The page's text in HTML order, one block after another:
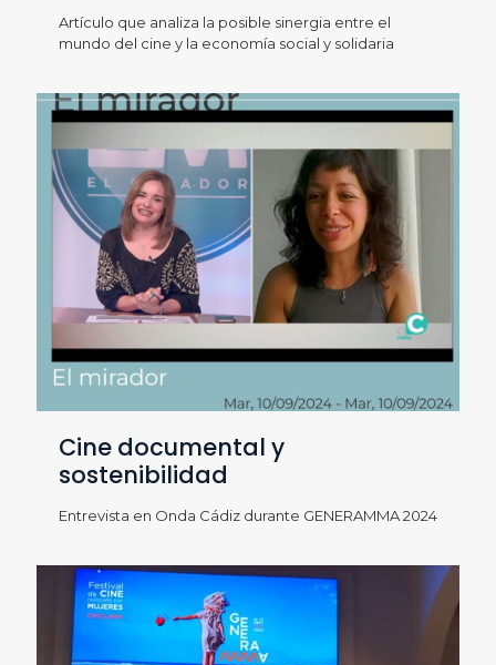
Artículo que analiza la posible sinergia entre el
mundo del cine y la economía social y solidaria
Cine documental y
sostenibilidad
Entrevista en Onda Cádiz durante GENERAMMA 2024